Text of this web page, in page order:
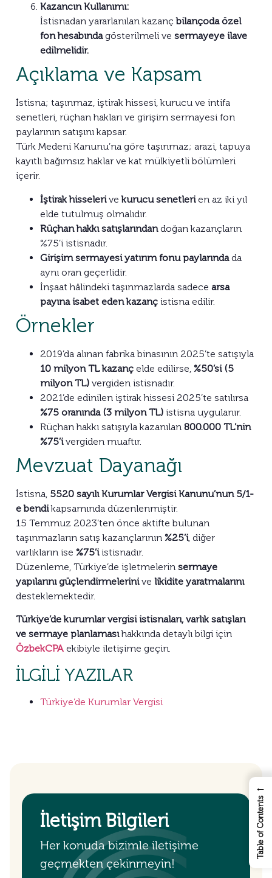
Kazancın Kullanımı:
İstisnadan yararlanılan kazançbilançoda özel
fon hesabındagösterilmeli ve sermayeye ilave
edilmelidir.
Açıklama ve Kapsam
İstisna; taşınmaz, iştirak hissesi, kurucu ve intifa
senetleri, rüçhan hakları ve girişim sermayesi fon
paylarının satışını kapsar.
Türk Medeni Kanunu’na göre taşınmaz; arazi, tapuya
kayıtlı bağımsız haklar ve kat mülkiyetli bölümleri
içerir.
İştirak hisselerivekurucu senetlerien az iki yıl
elde tutulmuş olmalıdır.
Rüçhan hakkı satışlarındandoğan kazançların
%75’i istisnadır.
Girişim sermayesi yatırım fonu paylarındada
aynı oran geçerlidir.
İnşaat hâlindeki taşınmazlarda sadece arsa
payına isabet eden kazanç istisna edilir.
Örnekler
2019’da alınan fabrika binasının 2025’te satışıyla
10 milyon TL kazanç elde edilirse, %50’si (5
milyon TL) vergiden istisnadır.
2021’de edinilen iştirak hissesi 2025’te satılırsa
%75 oranında (3 milyon TL) istisna uygulanır.
Rüçhan hakkı satışıyla kazanılan 800.000 TL’nin
%75’ivergiden muaftır.
Mevzuat Dayanağı
İstisna, 5520 sayılı Kurumlar Vergisi Kanunu’nun 5/1-
e bendikapsamında düzenlenmiştir.
15 Temmuz 2023’ten önce aktifte bulunan
taşınmazların satış kazançlarının %25’i, diğer
varlıkların ise %75’iistisnadır.
Düzenleme, Türkiye’de işletmelerin sermaye
yapılarını güçlendirmelerinive likidite yaratmalarını
desteklemektedir.
Türkiye’de kurumlar vergisi istisnaları, varlık satışları
ve sermaye planlamasıhakkında detaylı bilgi için
ÖzbekCPA ekibiyle iletişime geçin.
İLGİLİ YAZILAR
Türkiye’de Kurumlar Vergisi
İletişim Bilgileri
Her konuda bizimle iletişime
geçmekten çekinmeyin!
←
Table of Contents